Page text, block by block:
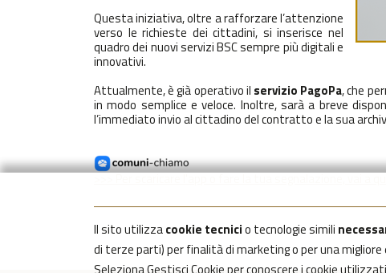
Il sito utilizzacookie tecnicio tecnologie simili
di terze parti) per finalità di marketing o per una migliore
Questa iniziativa, oltre a rafforzare l’attenzione
verso le richieste dei cittadini, si inserisce nel
quadro dei nuovi servizi BSC sempre più digitali e
innovativi.
Attualmente, è già operativo il servizio PagoPa, che
in modo semplice e veloce. Inoltre, sarà a breve
l’immediato invio al cittadino del contratto e la sua
>>> Per scaricare l'app o fare la tua segnalazione, vai a